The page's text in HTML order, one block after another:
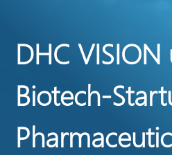
DHC
Biotech-